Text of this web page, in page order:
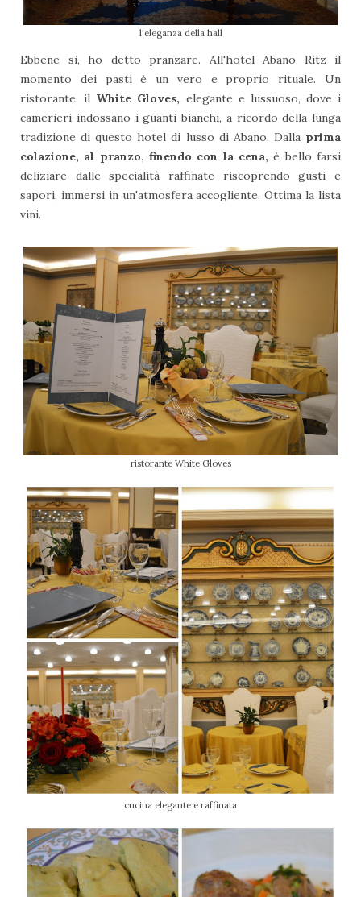
l'eleganza della hall
Ebbene si, ho detto pranzare. All'hotel Abano Ritz il
momento dei pasti è un vero e proprio rituale. Un
ristorante, il White Gloves, elegante e lussuoso, dove i
camerieri indossano i guanti bianchi, a ricordo della lunga
tradizione di questo hotel di lusso di Abano. Dalla prima
colazione, al pranzo, finendo con la cena,è bello farsi
deliziare dalle specialità raffinate riscoprendo gusti e
sapori, immersi in un'atmosfera accogliente. Ottima la lista
vini.
ristorante White Gloves
cucina elegante e raffinata